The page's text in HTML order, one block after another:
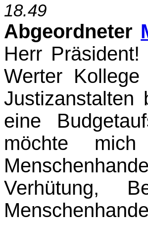
18.49
Abgeordneter
Herr
Werter
eine
möchte
Verhütung,